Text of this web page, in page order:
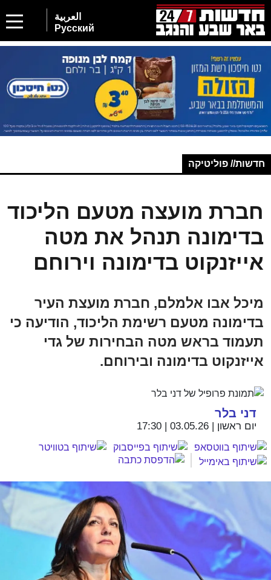
العربية
Русский
חדשות// פוליטיקה
חברת מועצה מטעם הליכוד
בדימונה תנהל את מטה
אייזנקוט בדימונה וירוחם
מיכל אבו אלמלם, חברת מועצת העיר
בדימונה מטעם רשימת הליכוד, הודיעה כי
תעמוד בראש מטה הבחירות של גדי
אייזנקוט בדימונה ובירוחם.
דני בלר
יום ראשון | 03.05.26 | 17:30